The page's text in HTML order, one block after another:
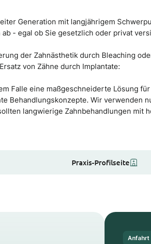
Generation mit langjährigem
- egal ob Sie gesetzlich oder privat
der Zahnästhetik durch Bleaching
von Zähne durch Implantate:
Falle eine maßgeschneiderte Lösung
Behandlungskonzepte. Wir verwenden
langwierige Zahnbehandlungen mit
Praxis-Profilseite
Anfahrt